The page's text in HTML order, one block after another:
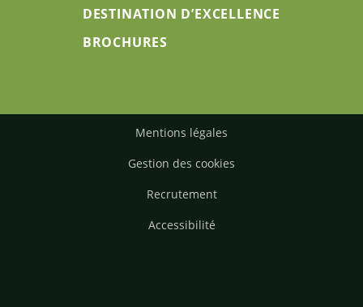
DESTINATION D’EXCELLENCE
BROCHURES
Mentions légales
Gestion des cookies
Recrutement
Accessibilité